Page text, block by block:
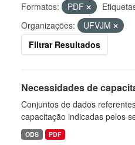
Formatos:
PDF
Organizações:
UFVJM
Filtrar Resultados
Necessidades de
Conjuntos de dados
capacitação indicadas pelos
ODS PDF